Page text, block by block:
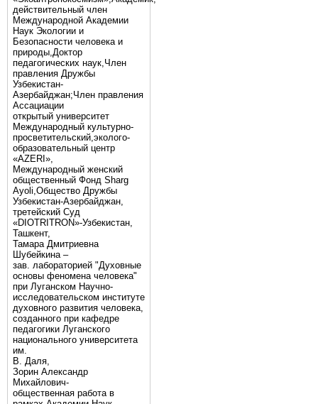
действительный член
Международной Академии
Наук Экологии и
Безопасности человека и
природы,Доктор
педагогических наук,Член
правления Дружбы
Узбекистан-
Азербайджан;Член правления
Ассациации
открытый университет
Международный культурно-
просветительский,эколого-
образовательный центр
«AZERI»,
Mеждународный женский
общественный Фонд Sharg
Аyoli,Общество Дружбы
Узбекистан-Азербайджан,
третейский Суд
«DIOTRITRON»-Узбекистан,
Ташкент,
Тамара Дмитриевна
Шубейкина –
зав. лабораторией "Духовные
основы феномена человека"
при Луганском Научно-
исследовательском институте
духовного развития человека,
созданного при кафедре
педагогики Луганского
национального университета
им.
В. Даля,
Зорин Александр
Михайлович-
общественная работа в